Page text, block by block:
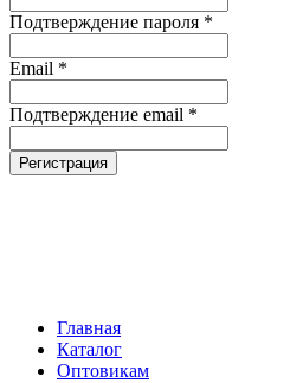
Подтверждение пароля *
Email *
Подтверждение email *
Регистрация
Главная
Каталог
Оптовикам